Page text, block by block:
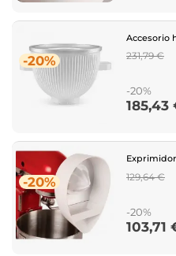
-20%
Accesorio
Regular
231,79 €
-20%
Price
185,43
-20%
Regular
129,64 €
-20%
Price
103,71